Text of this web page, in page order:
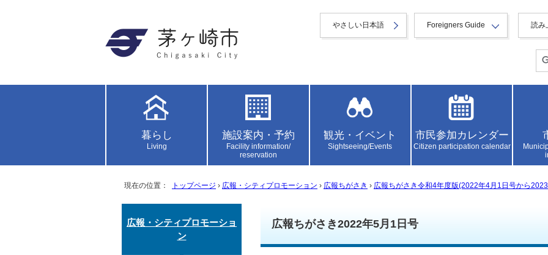
やさしい日本語 Foreigners Guide 読み
暮らし
Living
施設案内・予約
Facility information/
reservation
観光・イベント
Sightseeing/Events
市民参加カレンダー
Citizen participation calendar
現在の位置： トップページ › 広報・シティプロモーション › 広報ちがさき › 広報ちがさき令和4年度版(2022年4月1日号から
広報ちがさき2022年5月1日号
広報・シティプロモーショ
ン